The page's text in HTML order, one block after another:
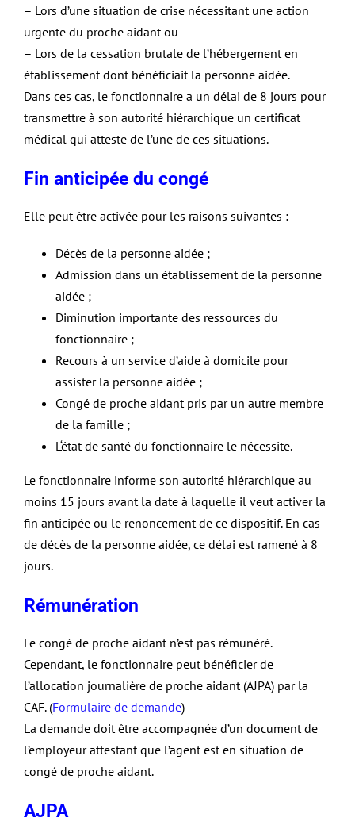
– Lors d’une situation de crise nécessitant une action
urgente du proche aidant ou
– Lors de la cessation brutale de l’hébergement en
établissement dont bénéficiait la personne aidée.
Dans ces cas, le fonctionnaire a un délai de 8 jours pour
transmettre à son autorité hiérarchique un certificat
médical qui atteste de l’une de ces situations.
Fin anticipée du congé
Elle peut être activée pour les raisons suivantes :
Décès de la personne aidée ;
Admission dans un établissement de la personne
aidée ;
Diminution importante des ressources du
fonctionnaire ;
Recours à un service d’aide à domicile pour
assister la personne aidée ;
Congé de proche aidant pris par un autre membre
de la famille ;
L‘état de santé du fonctionnaire le nécessite.
Le fonctionnaire informe son autorité hiérarchique au
moins 15 jours avant la date à laquelle il veut activer la
fin anticipée ou le renoncement de ce dispositif. En cas
de décès de la personne aidée, ce délai est ramené à 8
jours.
Rémunération
Le congé de proche aidant n’est pas rémunéré.
Cependant, le fonctionnaire peut bénéficier de
l’allocation journalière de proche aidant (AJPA) par la
CAF. (Formulaire de demande)
La demande doit être accompagnée d’un document de
l’employeur attestant que l’agent est en situation de
congé de proche aidant.
AJPA